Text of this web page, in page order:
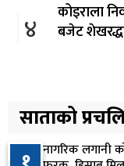
४
कोइराला
बजेट
५
ठक्कर दिँदा
१ दिन अघि
साताको
नागरिक लगानी